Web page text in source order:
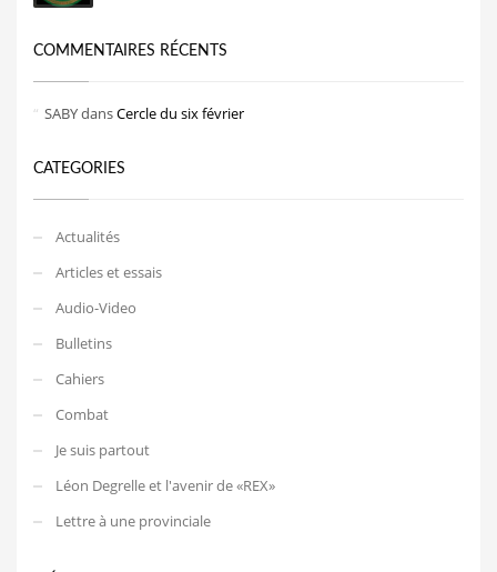
COMMENTAIRES RÉCENTS
SABYdansCercle du six février
CATEGORIES
Actualités
Articles et essais
Audio-Video
Bulletins
Cahiers
Combat
Je suis partout
Léon Degrelle et l'avenir de «REX»
Lettre à une provinciale